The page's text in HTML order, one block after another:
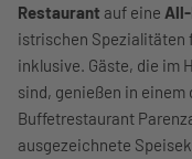
Restaurant auf eine
istrischen Spezialitäten
inklusive. Gäste, die im
sind, genießen in
Buffetrestaurant
ausgezeichnete